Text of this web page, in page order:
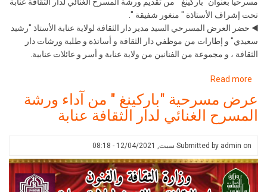
تحت إشراف الأستاذة " منغور شفيقة ".
◀️ حضر العرض المسرحي السيد مدير دار الثقافة لولاية عنابة الأستاذ "رشيد
سعيدي" و إطارات من موظفي دار الثقافة و أساتذة و طلبة ورشات دار
الثقافة ، و مجموعة من الفنانين من ولاية عنابة و أسر و عائلات عنابية.
Read more
مسرحية
"باركينغ
من
آداء
ورشة
المسرح
عرض مسرحية "باركينغ " من آداء ورشة
المسرح الغنائي لدار الثقافة عنابة
Submitted by admin on سبت, 12/04/2021 - 08:18